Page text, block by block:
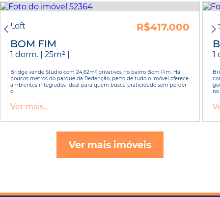
Loft
R$417.000
BOM FIM
1 dorm. | 25m² |
Bridge vende Studio com 24,62m² privativos no bairro Bom Fim. Há
poucos metros do parque da Redenção, perto de tudo o imóvel oferece
ambientes integrados ideal para quem busca praticidade sem perder
o...
Ver mais...
1
no
Ver mais imóveis